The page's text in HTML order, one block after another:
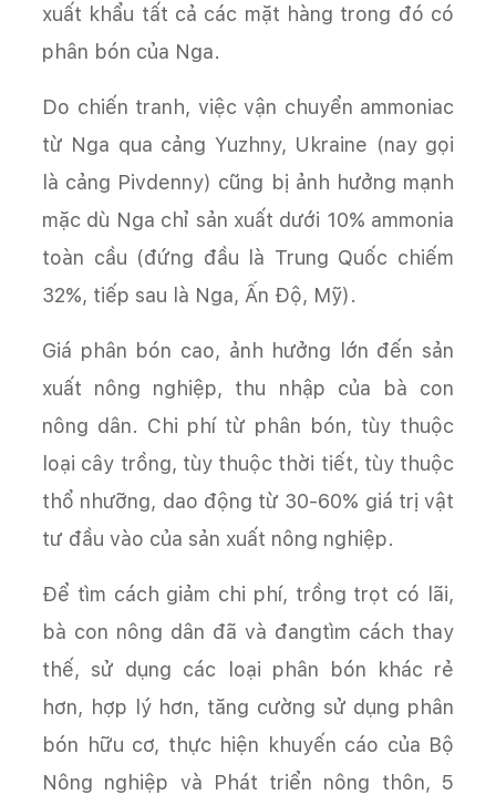
xuất khẩu tất cả các mặt hàng trong đó có
phân bón của Nga.
Do chiến tranh, việc vận chuyển ammoniac
từ Nga qua cảng Yuzhny, Ukraine (nay gọi
là cảng Pivdenny) cũng bị ảnh hưởng mạnh
mặc dù Nga chỉ sản xuất dưới 10% ammonia
toàn cầu (đứng đầu là Trung Quốc chiếm
32%, tiếp sau là Nga, Ấn Độ, Mỹ).
Giá phân bón cao, ảnh hưởng lớn đến sản
xuất nông nghiệp, thu nhập của bà con
nông dân. Chi phí từ phân bón, tùy thuộc
loại cây trồng, tùy thuộc thời tiết, tùy thuộc
thổ nhưỡng, dao động từ 30-60% giá trị vật
tư đầu vào của sản xuất nông nghiệp.
Để tìm cách giảm chi phí, trồng trọt có lãi,
bà con nông dân đã và đangtìm cách thay
thế, sử dụng các loại phân bón khác rẻ
hơn, hợp lý hơn, tăng cường sử dụng phân
bón hữu cơ, thực hiện khuyến cáo của Bộ
Nông nghiệp và Phát triển nông thôn, 5